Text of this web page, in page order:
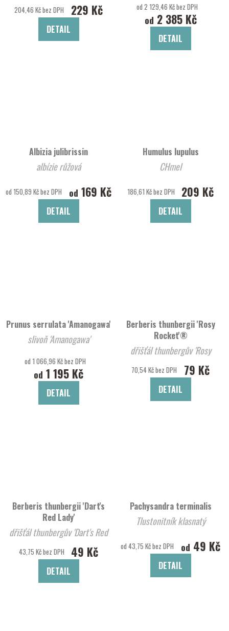
204,46 Kč bez DPH 229 Kč
DETAIL
od 2 129,46 Kč bez DPH
od 2 385 Kč
DETAIL
Albizia julibrissin
albízie růžová
od 150,89 Kč bez DPH od 169 Kč
DETAIL
Humulus lupulus
CHmel
186,61 Kč bez DPH 209 Kč
DETAIL
Prunus serrulata 'Amanogawa'
slivoň 'Amanogawa'
od 1 066,96 Kč bez DPH
od 1 195 Kč
DETAIL
Berberis thunbergii 'Rosy
Rocket'®
dřišťál thunbergův 'Rosy
Rocket'®
70,54 Kč bez DPH 79 Kč
DETAIL
Berberis thunbergii 'Dart's
Red Lady'
dřišťál thunbergův 'Dart's Red
43,75 Kč bez DPH 49 Kč
DETAIL
Pachysandra terminalis
Tlustonitník klasnatý
od 43,75 Kč bez DPH od 49 Kč
DETAIL